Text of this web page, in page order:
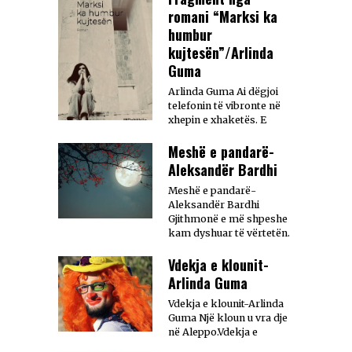
romani “Marksi ka
humbur
kujtesën”/Arlinda
Guma
Arlinda Guma Ai dëgjoi
telefonin të vibronte në
xhepin e xhaketës. E
Meshë e pandarë-
Aleksandër Bardhi
Meshë e pandarë-
Aleksandër Bardhi
Gjithmonë e më shpeshe
kam dyshuar të vërtetën.
Vdekja e klounit-
Arlinda Guma
Vdekja e klounit-Arlinda
Guma Një kloun u vra dje
në Aleppo.Vdekja e